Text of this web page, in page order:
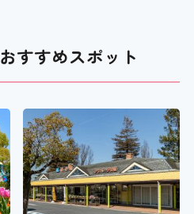
おすすめスポット